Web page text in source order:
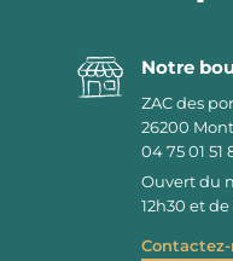
Notre
ZAC des
26200
04 75 01 51
Ouvert du
12h30 et de